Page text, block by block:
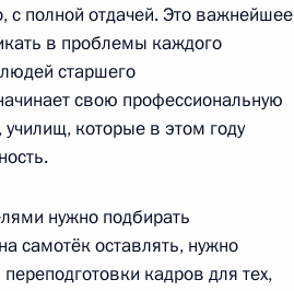
Текслером
с полной отдачей. Это важнейшее
в проблемы каждого
старшего
свою профессиональную
которые в этом году
нужно подбирать
самотёк оставлять, нужно
кадров для тех,